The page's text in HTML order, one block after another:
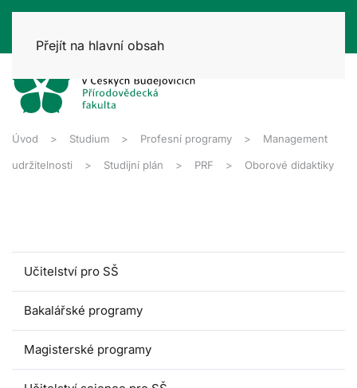
Přejít na hlavní obsah
Úvod Studium Profesní programy Management
udržitelnosti Studijní plán PRF Oborové didaktiky
Učitelství pro SŠ
Bakalářské programy
Magisterské programy